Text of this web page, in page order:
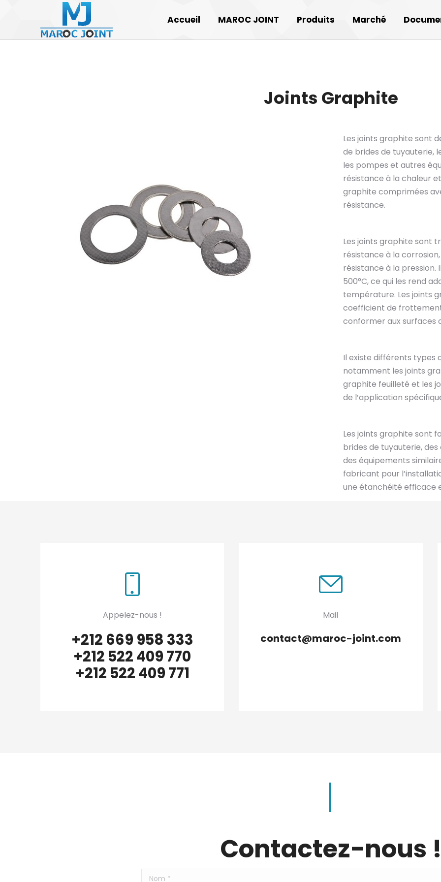
Accueil MAROC JOINT Produits Marché
Joints Graphite
Les joints graphite sont
de brides de tuyauterie,
les pompes et autres
résistance à la chaleur
graphite comprimées
résistance.
Les joints graphite sont
résistance à la
résistance à la pression.
500°C, ce qui les rend
température. Les joints
coefficient de
conformer aux surfaces
Il existe différents types
notamment les joints
graphite feuilleté et les
de l’application
Les joints graphite sont
brides de tuyauterie,
des équipements
fabricant pour
une étanchéité efficace
Appelez-nous !
+212 669 958 333
+212 522 409 770
+212 522 409 771
Mail
contact@maroc-joint.com
Contactez-nous
Nom *